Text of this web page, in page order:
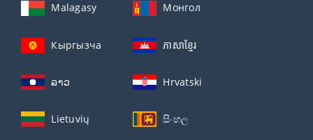
Malagasy Монгол
Кыргызча ភាសាខ្មែរ
ລາວ Hrvatski
Lietuvių සිංහල